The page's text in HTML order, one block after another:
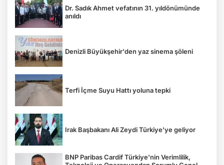
Dr. Sadık Ahmet vefatının 31. yıldönümünde
anıldı
Denizli Büyükşehir'den yaz sinema şöleni
Terfi İçme Suyu Hattı yoluna tepki
Irak Başbakanı Ali Zeydi Türkiye'ye geliyor
BNP Paribas Cardif Türkiye’nin Verimlilik,